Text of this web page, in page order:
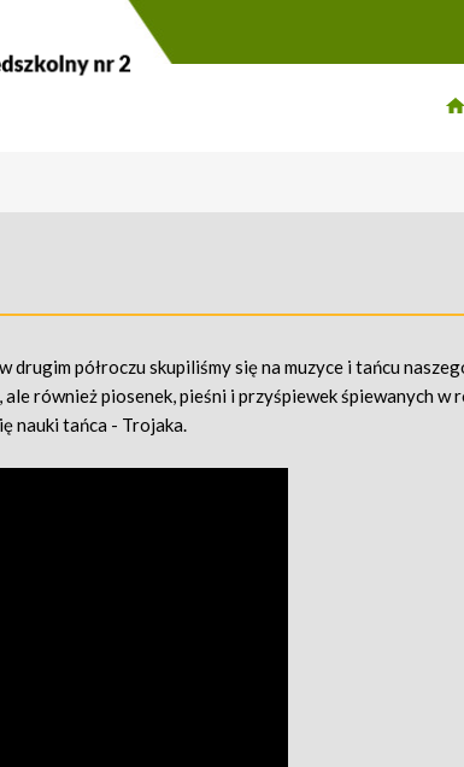
półroczu skupiliśmy się na muzyce i tańcu
również piosenek, pieśni i przyśpiewek śpiewanych w
nauki tańca - Trojaka.